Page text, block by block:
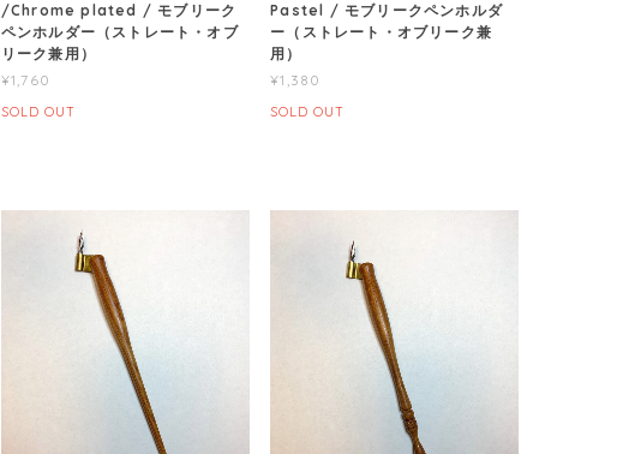
/Chrome plated / モブリーク
ペンホルダー（ストレート・オブ
リーク兼用）
¥1,760
SOLD OUT
Pastel / モブリークペンホルダ
ー（ストレート・オブリーク兼
用）
¥1,380
SOLD OUT